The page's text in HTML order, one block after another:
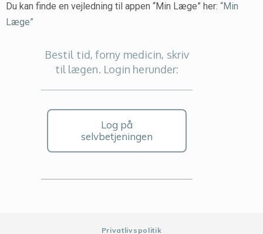
Du kan finde en vejledning til appen “Min Læge” her: “Min
Læge”
Bestil tid, forny medicin, skriv
til lægen. Login herunder:
Log på
selvbetjeningen
Privatlivspolitik